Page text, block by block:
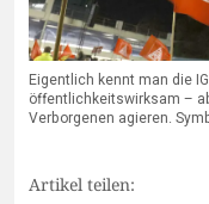
Eigentlich kennt man die
öffentlichkeitswirksam –
Verborgenen agieren.
Artikel teilen: